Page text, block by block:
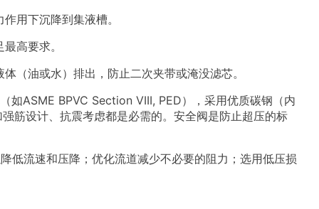
用下沉降到集液槽。
高要求。
（油或水）排出，防止二次夹带或淹没滤芯。
如ASME BPVC Section VIII, PED），采用优质碳钢（内
筋设计、抗震考虑都是必需的。安全阀是防止超压的标
低流速和压降；优化流道减少不必要的阻力；选用低压损